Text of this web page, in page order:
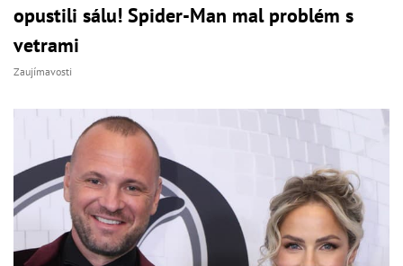
opustili sálu! Spider-Man mal problém s
vetrami
Zaujímavosti